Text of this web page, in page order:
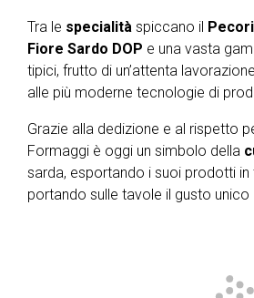
Tra le specialità spiccano il
Fiore Sardo DOP e una vasta
tipici, frutto di un’attenta
alle più moderne tecnologie di
Grazie alla dedizione e al rispetto
Formaggi è oggi un simbolo della
sarda, esportando i suoi prodotti in
portando sulle tavole il gusto unico